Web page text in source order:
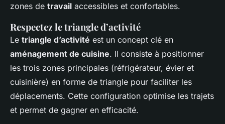
zones de travail accessibles et confortables.
Respectez le triangle d’activité
Le triangle d’activité est un concept clé en
aménagement de cuisine. Il consiste à positionner
les trois zones principales (réfrigérateur, évier et
cuisinière) en forme de triangle pour faciliter les
déplacements. Cette configuration optimise les trajets
et permet de gagner en efficacité.